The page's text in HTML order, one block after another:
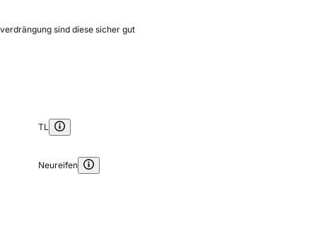
sind diese sicher gut
TL
Neureifen